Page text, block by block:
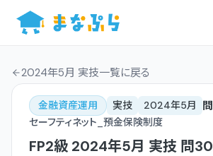
2024年5月 実技一覧に戻る
金融資産運用 実技 2024年5月 問
セーフティネット_預金保険制度
FP2級 2024年5月 実技 問30